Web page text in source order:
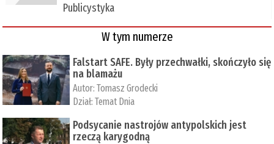
Publicystyka
W tym numerze
Falstart SAFE. Były przechwałki, skończyło się
na blamażu
Autor:Tomasz Grodecki
Dział:Temat Dnia
Podsycanie nastrojów antypolskich jest
rzeczą karygodną